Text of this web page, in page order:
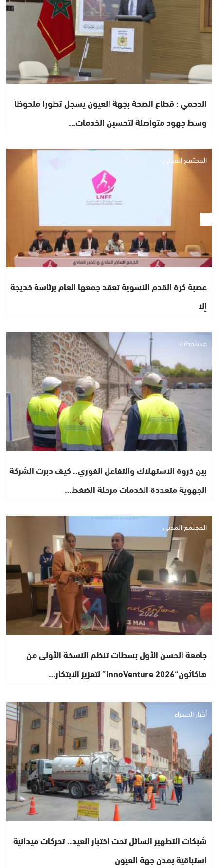
الدحمي : قطاع الصحة بجهة العيون يسجل تطوراً ملحوظاً
وسط جهود متواصلة لتحسين الخدمات…
المجتمع المدني
عصبة كرة القدم النسوية تعقد جمعها العام برئاسة خديجة
إلا
مستجدات
بين ذروة الاستهلاك والتفاعل الفوري.. كيف دبرت الشركة
الجهوية متعددة الخدمات مرحلة الضغط…
المجتمع المدني
جامعة الحسن الأول بسطات تنظم النسخة الأولى من
هاكاثون“InnoVenture 2026” لتعزيز الابتكار…
أخبار الصحراء
شبكات التطهير السائل تحت اختبار العيد.. تحركات ميدانية
استباقية بمدن جهة العيون